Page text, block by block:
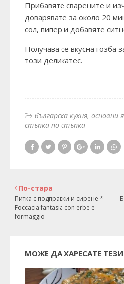
Прибавяте сварените и
доварявате за около 20
сол, пипер и добавяте
Получава се вкусна гозба
този деликатес.
българска кухня основни
стъпка по стъпка
По-стара
Питка с подправки и сирене *
Foccacia fantasia con erbe e
formaggio
МОЖЕ ДА ХАРЕСАТЕ